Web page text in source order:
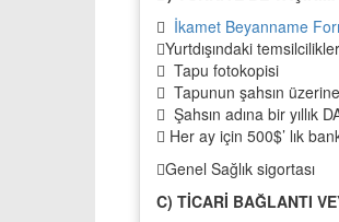
 İkamet Beyanname
Yurtdışındaki
 Tapu fotokopisi
 Tapunun şahsın
 Şahsın adına bir yıllık
 Her ay için 500$’ lık
Genel Sağlık sigortası
C) TİCARİ BAĞLANTI